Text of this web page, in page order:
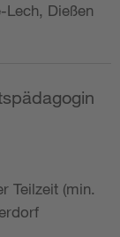
Dießen
Teilzeit (min.